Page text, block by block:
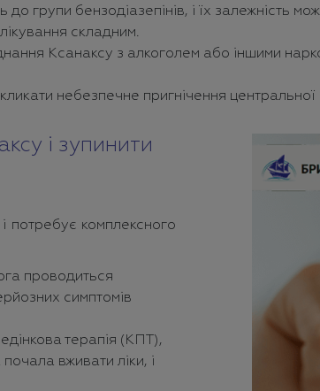
до групи бензодіазепінів, і їх залежність
складним.
Ксанаксу з алкоголем або іншими
небезпечне пригнічення
і зупинити
потребує комплексного
проводиться
симптомів
терапія (КПТ),
вживати ліки, і